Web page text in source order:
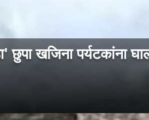
खजिना पर्यटकांना